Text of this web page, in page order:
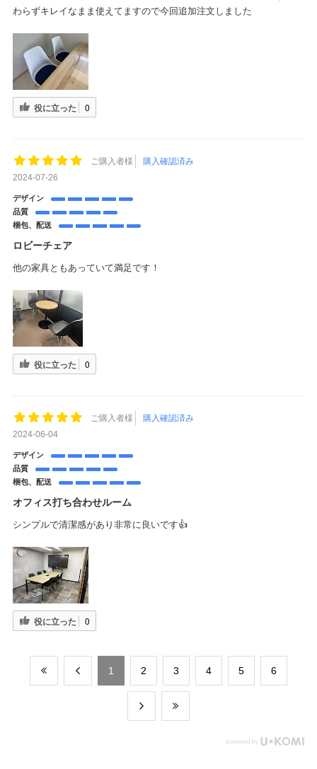
わらずキレイなまま使えてますので今回追加注文しました
役に立った 0
ご購入者様
購入確認済み
2024-07-26
デザイン
品質
梱包、配送
ロビーチェア
他の家具ともあっていて満足です！
役に立った 0
ご購入者様
購入確認済み
2024-06-04
デザイン
品質
梱包、配送
オフィス打ち合わせルーム
シンプルで清潔感があり非常に良いです👍
役に立った 0
​1 ​2 ​3 ​4 ​5 ​6